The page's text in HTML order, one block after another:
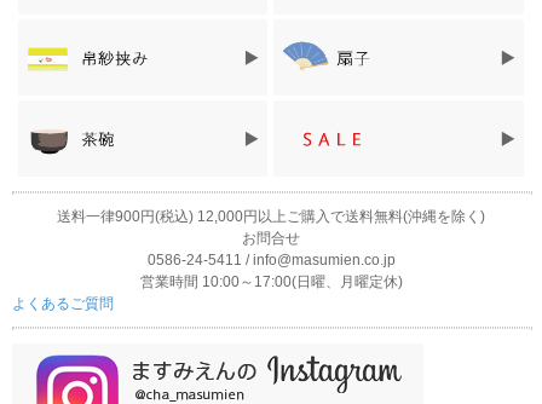
渋味 ★★☆☆☆
香り ★★★☆☆
商品詳細
煎茶
緑茶（鹿児島県産）
内容量 80ｇ
賞味期限 製造年月日より1年
送料一律900円(税込) 12,000円以上ご購入で送料無料(沖縄を除く)
お問合せ
0586-24-5411 / info@masumien.co.jp
営業時間 10:00～17:00(日曜、月曜定休)
よくあるご質問